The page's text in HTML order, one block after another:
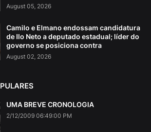
August 05, 2026
Camilo e Elmano endossam candidatura
de Ilo Neto a deputado estadual; líder do
governo se posiciona contra
August 02, 2026
UMA BREVE CRONOLOGIA
2/12/2009 06:49:00 PM